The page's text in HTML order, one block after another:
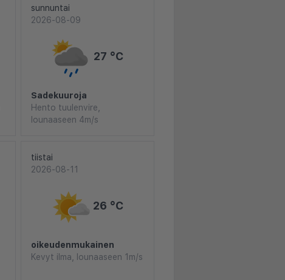
sunnuntai
2026-08-09
27 °C
Sadekuuroja
Hento tuulenvire,
lounaaseen 4m/s
tiistai
2026-08-11
26 °C
oikeudenmukainen
Kevyt ilma, lounaaseen 1m/s